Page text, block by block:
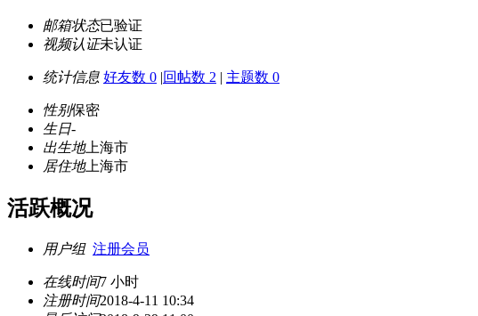
邮箱状态已验证
视频认证未认证
统计信息 好友数 0 |回帖数 2 | 主题数 0
性别保密
生日-
出生地上海市
居住地上海市
活跃概况
用户组 注册会员
在线时间7 小时
注册时间2018-4-11 10:34